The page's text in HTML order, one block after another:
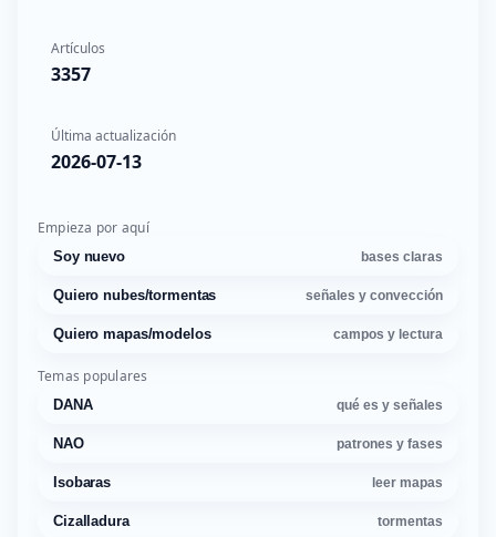
Artículos
3357
Última actualización
2026-07-13
Empieza por aquí
Soy nuevo bases claras
Quiero nubes/tormentas señales y convección
Quiero mapas/modelos campos y lectura
Temas populares
DANA qué es y señales
NAO patrones y fases
Isobaras leer mapas
Cizalladura tormentas